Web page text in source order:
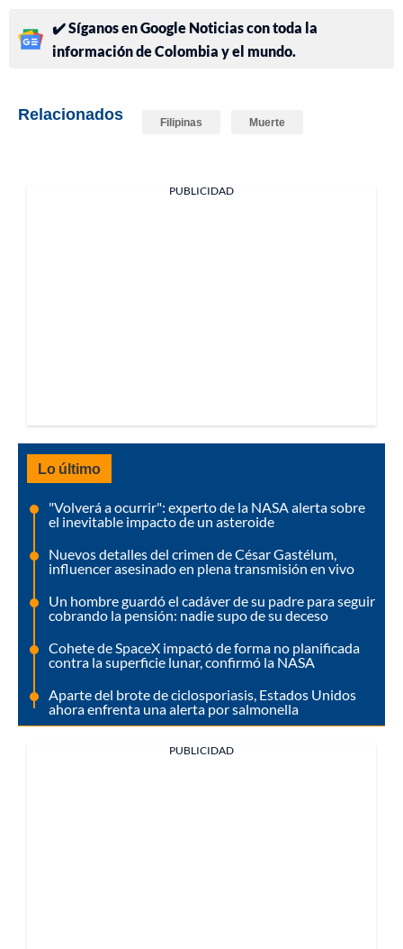
✔️ Síganos en Google Noticias con toda la
información de Colombia y el mundo.
Relacionados Filipinas Muerte
PUBLICIDAD
Lo último
"Volverá a ocurrir": experto de la NASA alerta sobre
el inevitable impacto de un asteroide
Nuevos detalles del crimen de César Gastélum,
influencer asesinado en plena transmisión en vivo
Un hombre guardó el cadáver de su padre para seguir
cobrando la pensión: nadie supo de su deceso
Cohete de SpaceX impactó de forma no planificada
contra la superficie lunar, confirmó la NASA
Aparte del brote de ciclosporiasis, Estados Unidos
ahora enfrenta una alerta por salmonella
PUBLICIDAD